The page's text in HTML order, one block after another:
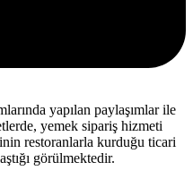
yapılan paylaşımlar ile
yemek sipariş hizmeti
restoranlarla kurduğu ticari
görülmektedir.